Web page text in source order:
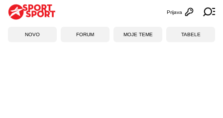
Otvori
Prijava
NOVO FORUM MOJE TEME TABELE